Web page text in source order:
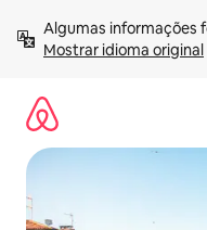
para
Mostrar idioma original